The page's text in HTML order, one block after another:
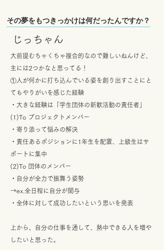
その夢をもつきっかけは何だったんですか？
​じっちゃん
大前提むちゃくちゃ複合的なので難しいねんけど、
主には2つかなと思ってる！
①人が何かに打ち込んでいる姿を創り出すことにと
てもやりがいを感じた経験
・大きな経験は「学生団体の新歓活動の責任者」
(1)To プロジェクトメンバー
・寄り添って悩みの解決
・責任あるポジションに1年生を配置、上級生はサ
ポートに集中
(2)To 団体のメンバー
・自分が全力で振舞う姿勢
→ex.全日程に自分が関与
・全体に対して成功したいという思いを発表
上から、自分の仕事を通して、熱中できる人を増や
したいと思った。